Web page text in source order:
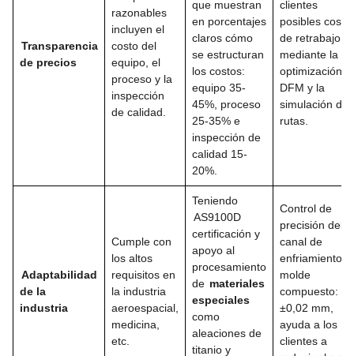
Transparencia
de precios
razonables
incluyen el
costo del
equipo, el
proceso y la
inspección
de calidad.
que muestran
en porcentajes
claros cómo
se estructuran
los costos:
equipo 35-
45%, proceso
25-35% e
inspección de
calidad 15-
20%.
clientes
posibles
de retrabajo
mediante la
optimización
DFM y la
simulación de
rutas.
Adaptabilidad
de la
industria
Cumple con
los altos
requisitos en
la industria
aeroespacial,
medicina,
etc.
Teniendo
AS9100D
certificación y
apoyo al
procesamiento
de materiales
especiales
como
aleaciones de
titanio y
Control de
precisión del
canal de
enfriamiento
molde
compuesto:
±0,02 mm,
ayuda a los
clientes a